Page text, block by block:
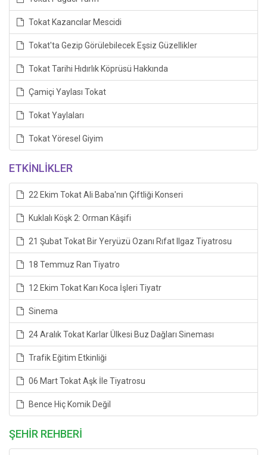
Tokat Kazancılar Mescidi
Tokat'ta Gezip Görülebilecek Eşsiz Güzellikler
Tokat Tarihi Hıdırlık Köprüsü Hakkında
Çamiçi Yaylası Tokat
Tokat Yaylaları
Tokat Yöresel Giyim
ETKİNLİKLER
22 Ekim Tokat Ali Baba'nın Çiftliği Konseri
Kuklalı Köşk 2: Orman Kâşifi
21 Şubat Tokat Bir Yeryüzü Ozanı Rıfat Ilgaz Tiyatrosu
18 Temmuz Ran Tiyatro
12 Ekim Tokat Karı Koca İşleri Tiyatr
Sinema
24 Aralık Tokat Karlar Ülkesi Buz Dağları Sineması
Trafik Eğitim Etkinliği
06 Mart Tokat Aşk İle Tiyatrosu
Bence Hiç Komik Değil
ŞEHİR REHBERİ